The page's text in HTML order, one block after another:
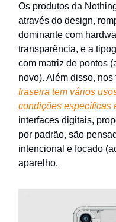
Os produtos da
através do design,
dominante com
transparência, e a
com matriz de pontos
novo). Além disso, nos
traseira tem vários
condições específicas
interfaces digitais,
por padrão, são
intencional e focado
aparelho.